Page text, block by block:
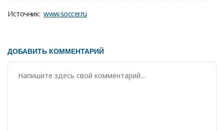
Источник: www.soccer.ru
ДОБАВИТЬ КОММЕНТАРИЙ